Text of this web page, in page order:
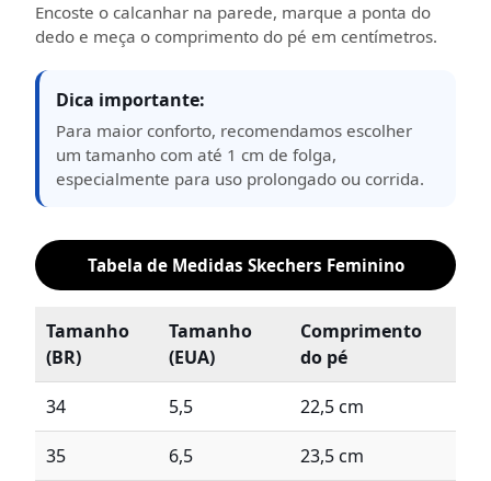
Encoste o calcanhar na parede, marque a ponta do
dedo e meça o comprimento do pé em centímetros.
Dica importante:
Para maior conforto, recomendamos escolher
um tamanho com até 1 cm de folga,
especialmente para uso prolongado ou corrida.
Tabela de Medidas Skechers Feminino
Tamanho
(BR)
Tamanho
(EUA)
Comprimento
do pé
34 5,5 22,5 cm
35 6,5 23,5 cm